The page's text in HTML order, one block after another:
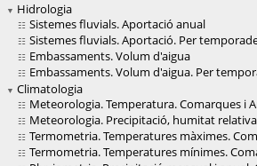
Hidrologia
Sistemes fluvials. Aportació anual
Sistemes fluvials. Aportació. Per
Embassaments. Volum d'aigua
Embassaments. Volum d'aigua. Per
Climatologia
Meteorologia. Temperatura. Comarques i
Meteorologia. Precipitació, humitat
Termometria. Temperatures màximes.
Termometria. Temperatures mínimes.